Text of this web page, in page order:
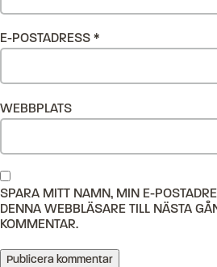
E-POSTADRESS *
WEBBPLATS
SPARA MITT NAMN, MIN E-
DENNA WEBBLÄSARE TILL NÄSTA
KOMMENTAR.